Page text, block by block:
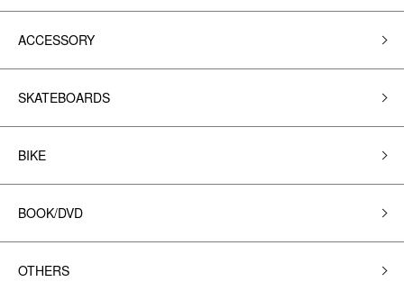
ACCESSORY
SKATEBOARDS
BIKE
BOOK/DVD
OTHERS